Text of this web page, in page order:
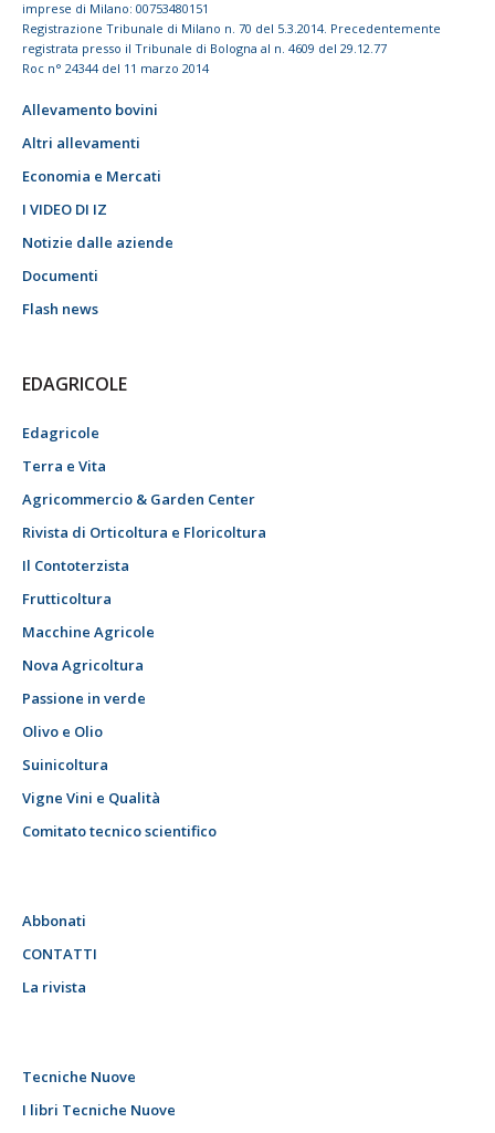
imprese di Milano: 00753480151
Registrazione Tribunale di Milano n. 70 del 5.3.2014. Precedentemente
registrata presso il Tribunale di Bologna al n. 4609 del 29.12.77
Roc n° 24344 del 11 marzo 2014
Allevamento bovini
Altri allevamenti
Economia e Mercati
I VIDEO DI IZ
Notizie dalle aziende
Documenti
Flash news
EDAGRICOLE
Edagricole
Terra e Vita
Agricommercio & Garden Center
Rivista di Orticoltura e Floricoltura
Il Contoterzista
Frutticoltura
Macchine Agricole
Nova Agricoltura
Passione in verde
Olivo e Olio
Suinicoltura
Vigne Vini e Qualità
Comitato tecnico scientifico
Abbonati
CONTATTI
La rivista
Tecniche Nuove
I libri Tecniche Nuove